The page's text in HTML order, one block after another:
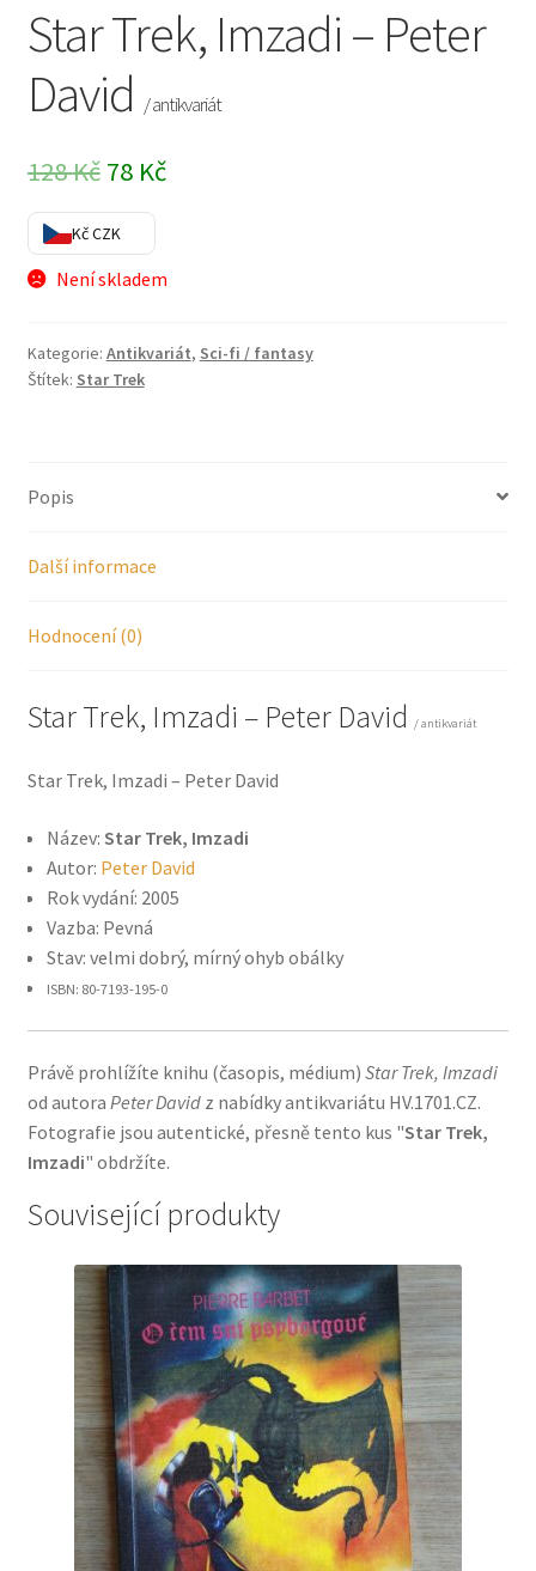
Star Trek, Imzadi – Peter
David / antikvariát
128Kč Původní
cena
byla:
78 KčAktuální
Kč CZK
Není skladem
Kategorie: Antikvariát, Sci-fi / fantasy
Štítek: Star Trek
Popis
Další informace
Hodnocení (0)
Star Trek, Imzadi – Peter David / antikvariát
Star Trek, Imzadi – Peter David
Název: Star Trek, Imzadi
Autor: Peter David
Rok vydání: 2005
Vazba: Pevná
Stav: velmi dobrý, mírný ohyb obálky
ISBN: 80-7193-195-0
Právě prohlížíte knihu (časopis, médium) Star Trek, Imzadi
od autora Peter Davidz nabídky antikvariátu HV.1701.CZ.
Fotografie jsou autentické, přesně tento kus "Star Trek,
Imzadi" obdržíte.
Související produkty